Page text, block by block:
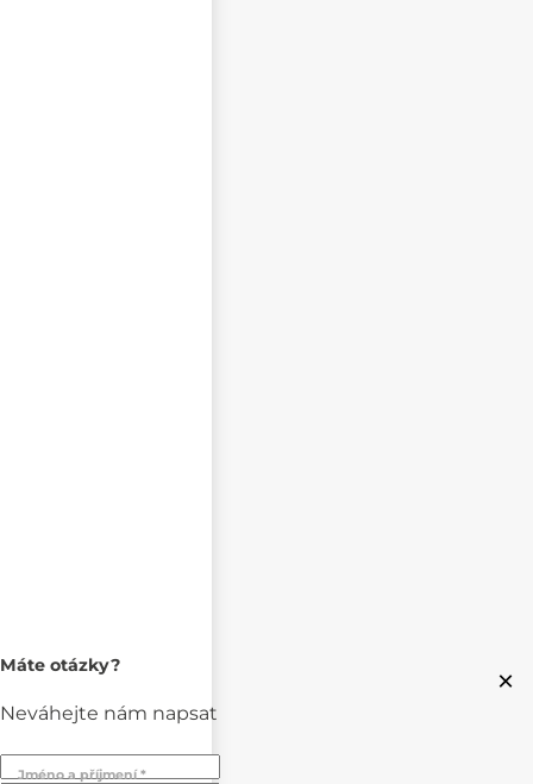
×
Máte otázky?
Neváhejte nám napsat
Jméno a příjmení *